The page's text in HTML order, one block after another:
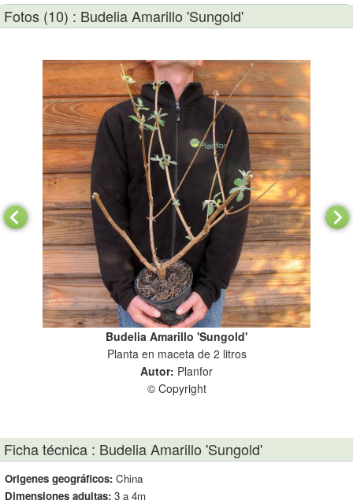
Fotos (10) : Budelia Amarillo 'Sungold'
Budelia Amarillo 'Sungold'
Planta en maceta de 2 litros
Autor: Planfor
© Copyright
Ficha técnica : Budelia Amarillo 'Sungold'
Origenes geográficos: China
Dimensiones adultas: 3 a 4m